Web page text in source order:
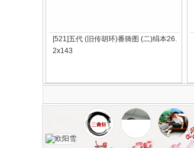
[521]五代 (旧传胡环)番骑图 (二)绢本26.
2x143